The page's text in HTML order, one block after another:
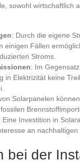
sowohl wirtschaftlich
: Durch die eigene
einigen Fällen
Stroms.
: Im
in Elektrizität keine
Solarpanelen
Eine Investition in
an nachhaltigen
bei der